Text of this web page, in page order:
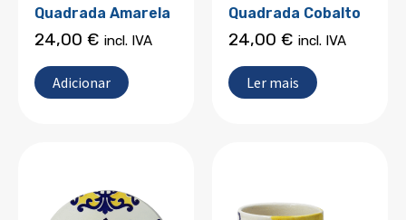
Quadrada Amarela
24,00 € incl. IVA
Adicionar
Quadrada Cobalto
24,00 € incl. IVA
Ler mais